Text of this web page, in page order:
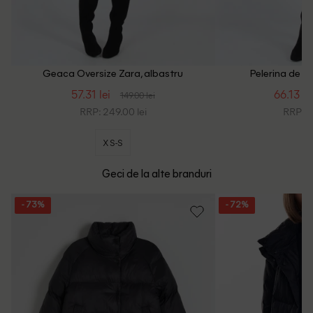
Geaca Oversize Zara, albastru
57.31 lei 149.00 lei
RRP: 249.00 lei
XS-S
Pelerina de
66.13
RRP:
Geci de la alte branduri
- 73% - 72%